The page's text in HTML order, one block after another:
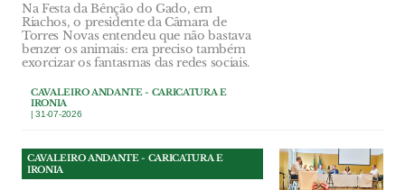
Na Festa da Bênção do Gado, em
Riachos, o presidente da Câmara de
Torres Novas entendeu que não bastava
benzer os animais: era preciso também
exorcizar os fantasmas das redes sociais.
CAVALEIRO ANDANTE - CARICATURA E
IRONIA
| 31-07-2026
CAVALEIRO ANDANTE - CARICATURA E
IRONIA